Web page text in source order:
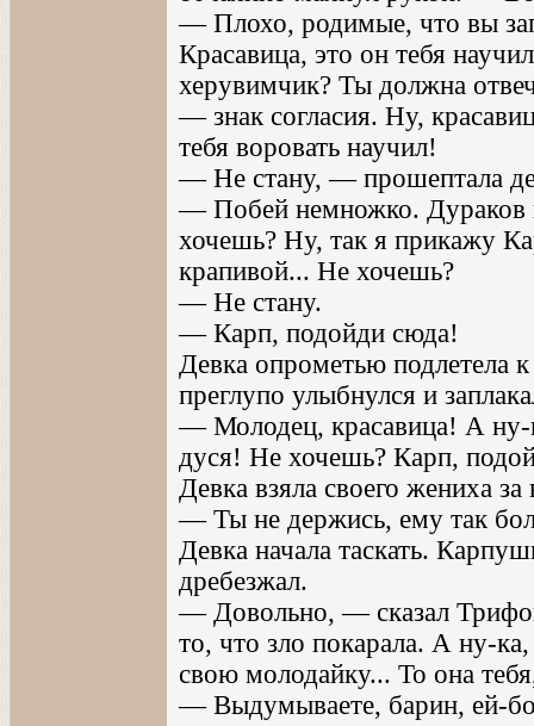
— Плохо, родимые, что вы
Красавица, это он тебя
херувимчик? Ты должна
— знак согласия. Ну,
тебя воровать научил!
— Не стану, — прошептала
— Побей немножко. Дураков
хочешь? Ну, так я прикажу
крапивой... Не хочешь?
— Не стану.
— Карп, подойди сюда!
Девка опрометью подлетела
преглупо улыбнулся и
— Молодец, красавица! А ну-
дуся! Не хочешь? Карп,
Девка взяла своего жениха
— Ты не держись, ему так
Девка начала таскать.
дребезжал.
— Довольно, — сказал
то, что зло покарала. А ну-
свою молодайку... То она
— Выдумываете, барин, ей-